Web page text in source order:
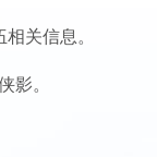
关信息。
影。